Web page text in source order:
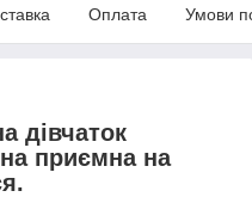
Оплата Умови
дівчаток
приємна на